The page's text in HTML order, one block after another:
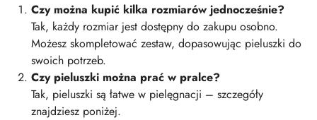
Czy można kupić kilka rozmiarów jednocześnie?
Tak, każdy rozmiar jest dostępny do zakupu osobno.
Możesz skompletować zestaw, dopasowując pieluszki do
swoich potrzeb.
Czy pieluszki można prać w pralce?
Tak, pieluszki są łatwe w pielęgnacji – szczegóły
znajdziesz poniżej.